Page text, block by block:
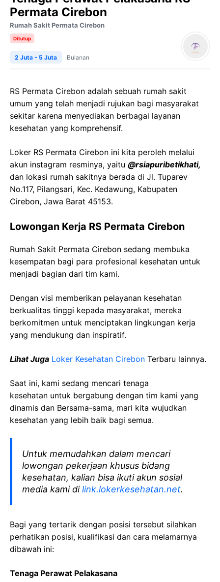
Permata Cirebon
Rumah Sakit Permata Cirebon
Ditutup
2 Juta - 5 Juta Bulanan
RS Permata Cirebon adalah sebuah rumah sakit
umum yang telah menjadi rujukan bagi masyarakat
sekitar karena menyediakan berbagai layanan
kesehatan yang komprehensif.
Loker RS Permata Cirebon ini kita peroleh melalui
akun instagram resminya, yaitu @rsiapuribetikhati,
dan lokasi rumah sakitnya berada di Jl. Tuparev
No.117, Pilangsari, Kec. Kedawung, Kabupaten
Cirebon, Jawa Barat 45153.
Lowongan Kerja RS Permata Cirebon
Rumah Sakit Permata Cirebon sedang membuka
kesempatan bagi para profesional kesehatan untuk
menjadi bagian dari tim kami.
Dengan visi memberikan pelayanan kesehatan
berkualitas tinggi kepada masyarakat, mereka
berkomitmen untuk menciptakan lingkungan kerja
yang mendukung dan inspiratif.
Lihat Juga Loker Kesehatan Cirebon Terbaru lainnya.
Saat ini, kami sedang mencari tenaga
kesehatan untuk bergabung dengan tim kami yang
dinamis dan Bersama-sama, mari kita wujudkan
kesehatan yang lebih baik bagi semua.
Untuk memudahkan dalam mencari
lowongan pekerjaan khusus bidang
kesehatan, kalian bisa ikuti akun sosial
media kami dilink.lokerkesehatan.net.
Bagi yang tertarik dengan posisi tersebut silahkan
perhatikan posisi, kualifikasi dan cara melamarnya
dibawah ini:
Tenaga Perawat Pelakasana